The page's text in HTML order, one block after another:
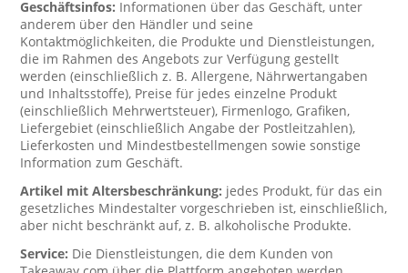
Geschäftsinfos: Informationen über das Geschäft, unter
anderem über den Händler und seine
Kontaktmöglichkeiten, die Produkte und Dienstleistungen,
die im Rahmen des Angebots zur Verfügung gestellt
werden (einschließlich z. B. Allergene, Nährwertangaben
und Inhaltsstoffe), Preise für jedes einzelne Produkt
(einschließlich Mehrwertsteuer), Firmenlogo, Grafiken,
Liefergebiet (einschließlich Angabe der Postleitzahlen),
Lieferkosten und Mindestbestellmengen sowie sonstige
Information zum Geschäft.
Artikel mit Altersbeschränkung: jedes Produkt, für das ein
gesetzliches Mindestalter vorgeschrieben ist, einschließlich,
aber nicht beschränkt auf, z. B. alkoholische Produkte.
Service: Die Dienstleistungen, die dem Kunden von